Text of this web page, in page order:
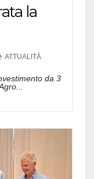
la
ATTUALITÀ
da 3